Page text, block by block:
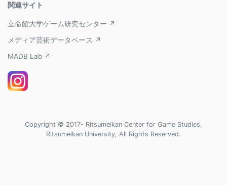
関連サイト
立命館大学ゲーム研究センター ↗
メディア芸術データベース ↗
MADB Lab ↗
Copyright © 2017- Ritsumeikan Center for Game Studies,
Ritsumeikan University, All Rights Reserved.